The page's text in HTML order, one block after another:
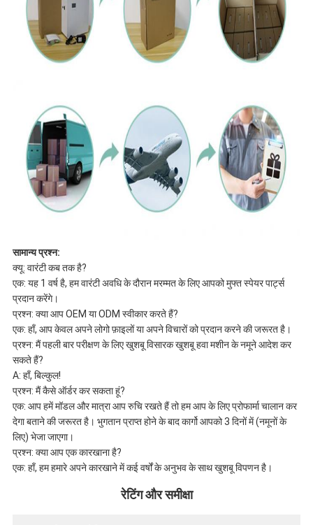
सामान्य प्रश्न:
क्यू: वारंटी कब तक है?
एक: यह 1 वर्ष है, हम वारंटी अवधि के दौरान मरम्मत के लिए आपको मुफ्त स्पेयर पार्ट्स
प्रदान करेंगे।
प्रश्न: क्या आप OEM या ODM स्वीकार करते हैं?
एक: हाँ, आप केवल अपने लोगो फ़ाइलों या अपने विचारों को प्रदान करने की जरूरत है।
प्रश्न: मैं पहली बार परीक्षण के लिए खुशबू विसारक खुशबू हवा मशीन के नमूने आदेश कर
सकते हैं?
A: हाँ, बिल्कुल!
प्रश्न: मैं कैसे ऑर्डर कर सकता हूं?
एक: आप हमें मॉडल और मात्रा आप रुचि रखते हैं तो हम आप के लिए प्रोफार्मा चालान कर
देगा बताने की जरूरत है। भुगतान प्राप्त होने के बाद कार्गो आपको 3 दिनों में (नमूनों के
लिए) भेजा जाएगा।
प्रश्न: क्या आप एक कारखाना है?
एक: हाँ, हम हमारे अपने कारखाने में कई वर्षों के अनुभव के साथ खुशबू विपणन है।
रेटिंग और समीक्षा